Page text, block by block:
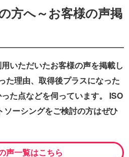
方へ～お客様の声掲
いただいたお客様の声を掲載し
た理由、取得後プラスになった
た点などを伺っています。 ISO
ーシングをご検討の方はぜひ
声一覧はこちら